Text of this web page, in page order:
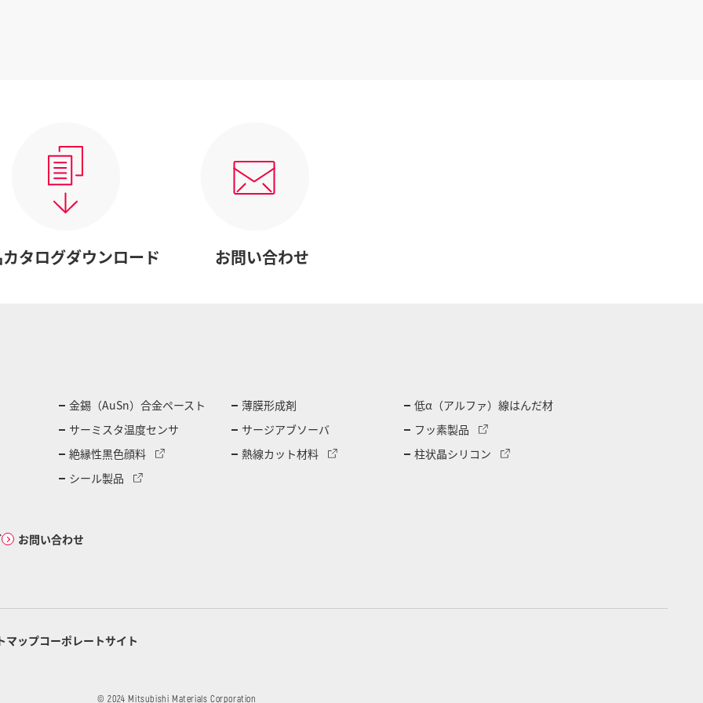
タログダウンロード お問い合わせ
金錫（AuSn）合金ペースト 薄膜形成剤
低α（アルファ）線はんだ材
サーミスタ温度センサ
サージアブソーバ
フッ素製品
絶縁性黒色顔料
熱線カット材料
柱状晶シリコン
シール製品
お問い合わせ
マップコーポレートサイト
© 2024 Mitsubishi Materials Corporation